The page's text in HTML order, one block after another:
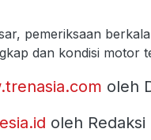
pemeriksaan
dan kondisi motor
oleh
oleh